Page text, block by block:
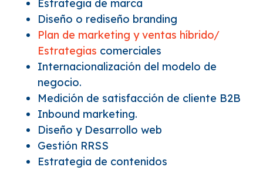
Estrategia de marca
Diseño o rediseño branding
Plan de marketing y ventas híbrido/
Estrategias comerciales
Internacionalización del modelo de
negocio.
Medición de satisfacción de cliente B2B
Inbound marketing.
Diseño y Desarrollo web
Gestión RRSS
Estrategia de contenidos